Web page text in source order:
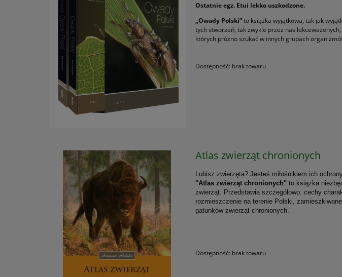
Ostatnie egz. Etui lekko uszkodzone.
„Owady Polski”to książka wyjątkowa, tak jak
tych stworzeń, tak zwykle przez nas
których próżno szukać w innych grupach
Dostępność: brak towaru
Atlas zwierząt chronionych
Lubisz zwierzęta? Jesteś miłośnikiem ich
"Atlas zwierząt chronionych" to książka
zwierząt. Przedstawia szczegółowo: cechy
rozmieszczenie na terenie Polski,
gatunków zwierząt chronionych.
Dostępność: brak towaru